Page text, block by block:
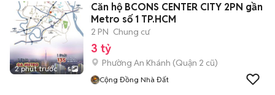
2 phút trước 5
Căn hộ BCONS CENTER CITY 2PN gần
Metro số 1 TP.HCM
2 PN Chung cư
3 tỷ
Phường An Khánh (Quận 2 cũ)
Cộng Đồng Nhà Đất